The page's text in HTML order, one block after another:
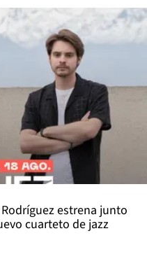
estrena junto
cuarteto de jazz